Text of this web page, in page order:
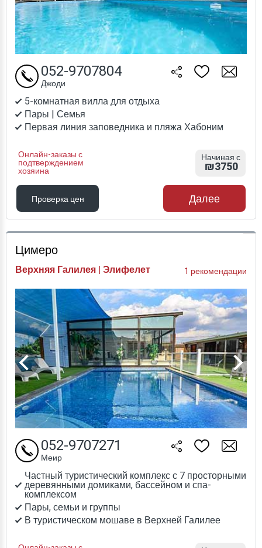
5-комнатная вилла для отдыха
Пары | Семья
Первая линия заповедника и пляжа Хабоним
Онлайн-заказы с
подтверждением
хозяина
052-9707804
Джоди
Начиная с
₪3750
Проверка цен
Проверка цен
Далее
Цимеро
Верхняя Галилея | Элифелет 1 рекомендации
Частный туристический комплекс с 7 просторными
деревянными домиками, бассейном и спа-
комплексом
Пары, семьи и группы
В туристическом мошаве в Верхней Галилее
052-9707271
Меир